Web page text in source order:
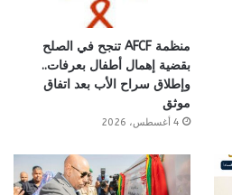
منظمة AFCF تنجح في الصلح
بقضية إهمال أطفال بعرفات..
وإطلاق سراح الأب بعد اتفاق
موثق
4 أغسطس، 2026